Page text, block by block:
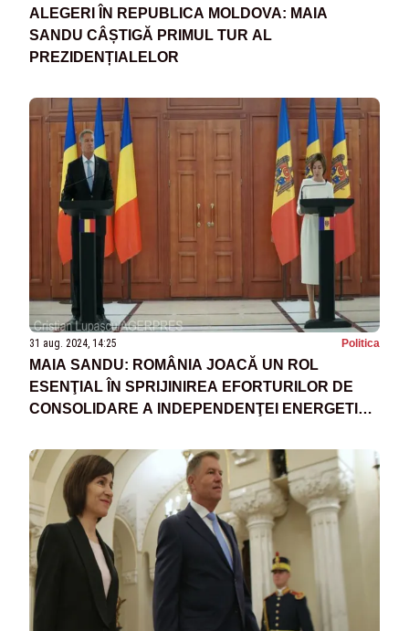
ALEGERI ÎN REPUBLICA MOLDOVA: MAIA
SANDU CÂȘTIGĂ PRIMUL TUR AL
PREZIDENȚIALELOR
31 aug. 2024, 14:25 Politica
MAIA SANDU: ROMÂNIA JOACĂ UN ROL
ESENŢIAL ÎN SPRIJINIREA EFORTURILOR DE
CONSOLIDARE A INDEPENDENŢEI ENERGETICE